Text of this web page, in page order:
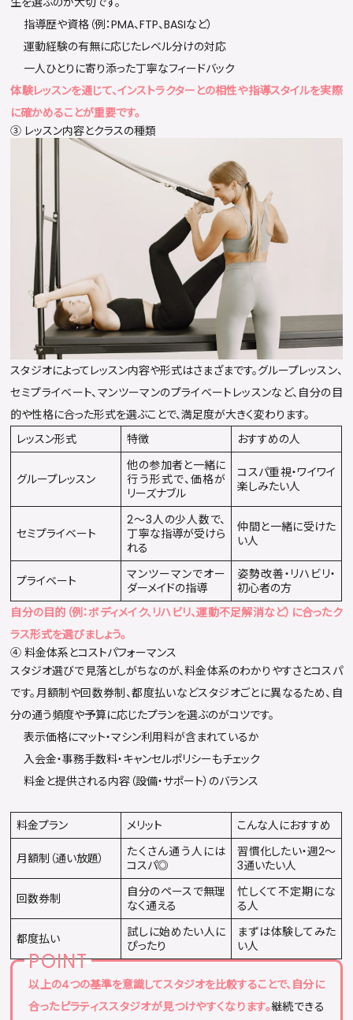
指導歴や資格（例：PMA、FTP、BASIなど）
運動経験の有無に応じたレベル分けの対応
一人ひとりに寄り添った丁寧なフィードバック
体験レッスンを通じて、インストラクターとの相性や指導スタイルを実際
に確かめることが重要です。
③ レッスン内容とクラスの種類
スタジオによってレッスン内容や形式はさまざまです。グループレッスン、
セミプライベート、マンツーマンのプライベートレッスンなど、自分の目
的や性格に合った形式を選ぶことで、満足度が大きく変わります。
レッスン形式
特徴 おすすめの人
グループレッスン
他の参加者と一緒に
行う形式で、価格が
リーズナブル
コスパ重視・ワイワイ
楽しみたい人
セミプライベート
2〜3人の少人数で、
丁寧な指導が受けら
れる
仲間と一緒に受けた
い人
プライベート
マンツーマンでオー
ダーメイドの指導
姿勢改善・リハビリ・
初心者の方
自分の目的（例：ボディメイク、リハビリ、運動不足解消など）に合ったク
ラス形式を選びましょう。
④ 料金体系とコストパフォーマンス
スタジオ選びで見落としがちなのが、料金体系のわかりやすさとコスパ
です。月額制や回数券制、都度払いなどスタジオごとに異なるため、自
分の通う頻度や予算に応じたプランを選ぶのがコツです。
表示価格にマット・マシン利用料が含まれているか
入会金・事務手数料・キャンセルポリシーもチェック
料金と提供される内容（設備・サポート）のバランス
料金プラン メリット こんな人におすすめ
月額制（通い放題）
たくさん通う人には
コスパ◎
習慣化したい・週2〜
3通いたい人
回数券制
自分のペースで無理
なく通える
忙しくて不定期にな
る人
都度払い
試しに始めたい人に
ぴったり
まずは体験してみた
い人
以上の4つの基準を意識してスタジオを比較することで、自分に
合ったピラティススタジオが見つけやすくなります。継続できる